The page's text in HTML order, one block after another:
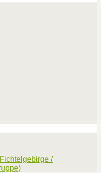
/